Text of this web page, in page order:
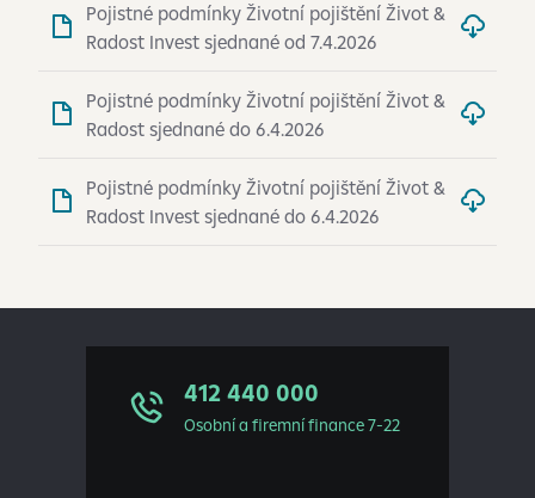
Pojistné podmínky Životní pojištění Život &
Radost Invest sjednané od 7.4.2026
Pojistné podmínky Životní pojištění Život &
Radost sjednané do 6.4.2026
Pojistné podmínky Životní pojištění Život &
Radost Invest sjednané do 6.4.2026
412 440 000
Osobní a firemní finance 7-22